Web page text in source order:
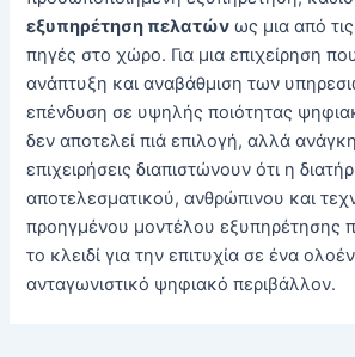
εξυπηρέτηση πελατών ως μια από
πηγές στο χώρο. Για μια επιχείρηση
ανάπτυξη και αναβάθμιση των
επένδυση σε υψηλής ποιότητας
δεν αποτελεί πιά επιλογή, αλλά
επιχειρήσεις διαπιστώνουν ότι η
αποτελεσματικού, ανθρώπινου και
προηγμένου μοντέλου εξυπηρέτησης
το κλειδί για την επιτυχία σε ένα
ανταγωνιστικό ψηφιακό περιβάλλον.